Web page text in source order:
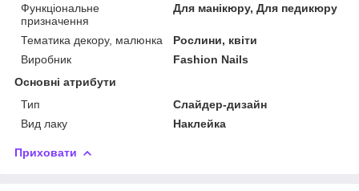
Функціональне
призначення
Для манікюру, Для педикюру
Тематика декору, малюнка
Рослини, квіти
Виробник
Fashion Nails
Основні атрибути
Тип
Слайдер-дизайн
Вид лаку
Наклейка
Приховати